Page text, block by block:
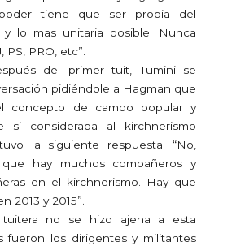
tiene que ser propia del
y lo mas unitaria posible. Nunca
PS, PRO, etc”.
del primer tuit, Tumini se
pidiéndole a Hagman que
concepto de campo popular y
si consideraba al kirchnerismo
la siguiente respuesta: “No,
hay muchos compañeros y
en el kirchnerismo. Hay que
2013 y 2015”.
tuitera no se hizo ajena a esta
fueron los dirigentes y militantes